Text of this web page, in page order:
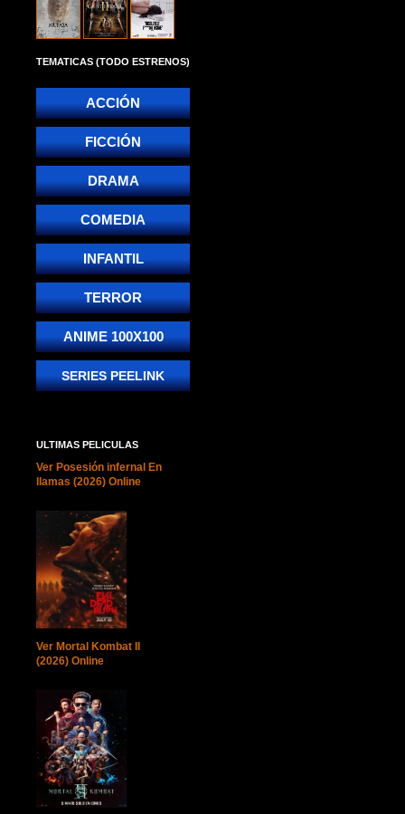
TEMATICAS (TODO ESTRENOS)
ACCIÓN
FICCIÓN
DRAMA
COMEDIA
INFANTIL
TERROR
ANIME 100X100
SERIES PEELINK
ULTIMAS PELICULAS
Ver Posesión infernal En
llamas (2026) Online
Ver Mortal Kombat II
(2026) Online